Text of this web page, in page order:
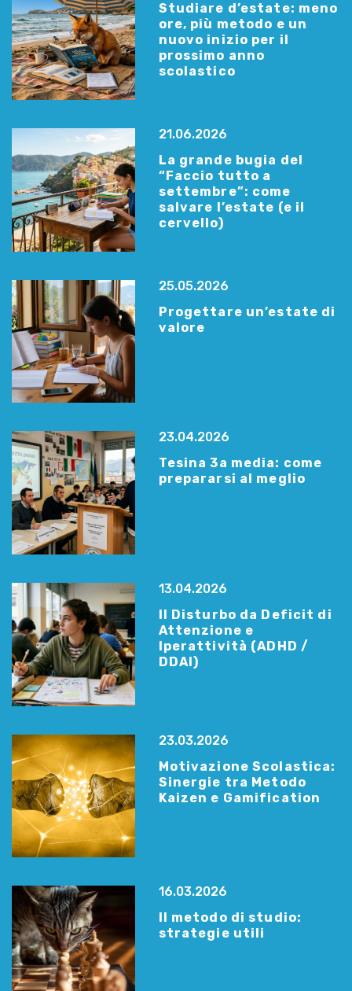
Studiare d’estate: meno
ore, più metodo e un
nuovo inizio per il
prossimo anno
scolastico
21.06.2026
La grande bugia del
“Faccio tutto a
settembre”: come
salvare l’estate (e il
cervello)
25.05.2026
Progettare un’estate di
valore
23.04.2026
Tesina 3a media: come
prepararsi al meglio
13.04.2026
Il Disturbo da Deficit di
Attenzione e
Iperattività (ADHD /
DDAI)
23.03.2026
Motivazione Scolastica:
Sinergie tra Metodo
Kaizen e Gamification
16.03.2026
Il metodo di studio:
strategie utili